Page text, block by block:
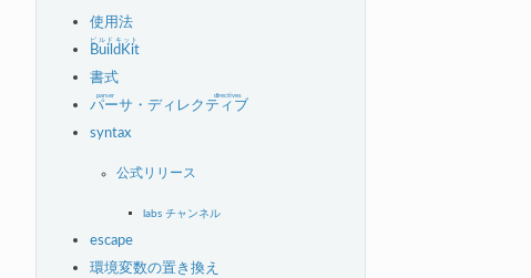
使用法
BuildKit
ビルドキット
書式
パーサ・ディレクティブ
parser directives
syntax
公式リリース
labs チャンネル
escape
環境変数の置き換え